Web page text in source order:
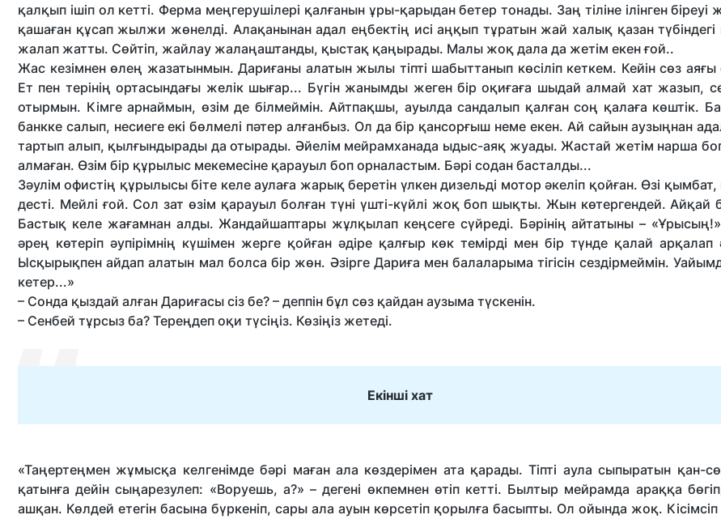
қалқып ішіп ол кетті. Ферма меңгерушілері қалғанын ұры-қарыдан бетер тонады. Заң тіліне ілінген
қашаған құсап жылжи жөнелді. Алақанынан адал еңбектің исі аңқып тұратын жай халық қазан түбіндегі
жалап жатты. Сөйтіп, жайлау жалаңаштанды, қыстақ қаңырады. Малы жоқ дала да жетім екен ғой..
Жас кезімнен өлең жазатынмын. Дариғаны алатын жылы тіпті шабыттанып көсіліп кеткем. Кейін сөз
Ет пен терінің ортасындағы желік шығар... Бүгін жанымды жеген бір оқиғаға шыдай алмай хат жазып,
отырмын. Кімге арнаймын, өзім де білмеймін. Айтпақшы, ауылда сандалып қалған соң қалаға көштік.
банкке салып, несиеге екі бөлмелі пәтер алғанбыз. Ол да бір қансорғыш неме екен. Ай сайын аузыңнан
тартып алып, қылғындырады да отырады. Әйелім мейрамханада ыдыс-аяқ жуады. Жастай жетім нарша
алмаған. Өзім бір құрылыс мекемесіне қарауыл боп орналастым. Бәрі содан басталды...
Зәулім офистің құрылысы біте келе аулаға жарық беретін үлкен дизельді мотор әкеліп қойған. Өзі қымбат,
десті. Мейлі ғой. Сол зат өзім қарауыл болған түні үшті-күйлі жоқ боп шықты. Жын көтергендей. Айқай
Бастық келе жағамнан алды. Жандайшаптары жұлқылап кеңсеге сүйреді. Бәрінің айтатыны –
әрең көтеріп әупірімнің күшімен жерге қойған әдіре қалғыр көк темірді мен бір түнде қалай арқалап
Ысқырықпен айдап алатын мал болса бір жөн. Әзірге Дариға мен балаларыма тігісін сездірмеймін.
кетер...»
– Сонда қыздай алған Дариғасы сіз бе? – деппін бұл сөз қайдан аузыма түскенін.
– Сенбей тұрсыз ба? Тереңдеп оқи түсіңіз. Көзіңіз жетеді.
Екінші хат
«Таңертеңмен жұмысқа келгенімде бәрі маған ала көздерімен ата қарады. Тіпті аула сыпыратын қан-
қатынға дейін сыңарезулеп: «Воруешь, а?» – дегені өкпемнен өтіп кетті. Былтыр мейрамда араққа
ашқан. Көлдей етегін басына бүркеніп, сары ала ауын көрсетіп қорылға басыпты. Ол ойында жоқ.